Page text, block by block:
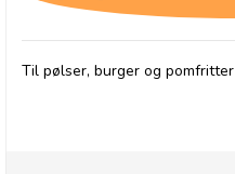
Til pølser, burger og pomfritter